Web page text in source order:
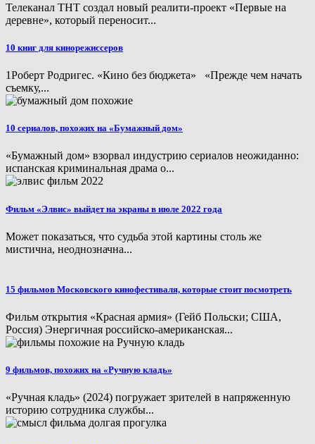
Телеканал ТНТ создал новый реалити-проект «Первые на
деревне», который переносит...
10 книг для кинорежиссеров
1Роберт Родригес. «Кино без бюджета» «Прежде чем начать
съемку,...
10 сериалов, похожих на «Бумажный дом»
«Бумажный дом» взорвал индустрию сериалов неожиданно:
испанская криминальная драма о...
Фильм «Элвис» выйдет на экраны в июле 2022 года
Может показаться, что судьба этой картины столь же
мистична, неоднозначна...
​15 фильмов Московского кинофестиваля, которые стоит посмотреть
Фильм открытия «Красная армия» (Гейб Польски; США,
Россия) Энергичная российско-американская...
9 фильмов, похожих на «Ручную кладь»
«Ручная кладь» (2024) погружает зрителей в напряженную
историю сотрудника службы...